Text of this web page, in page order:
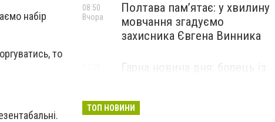
набір
то
Полтава пам’ятає: у хвилину
мовчання згадуємо
захисника Євгена Винника
08:50
Вчора
Гарна новина дня: борець із
міжнародного турніру в
ТОП НОВИНИ